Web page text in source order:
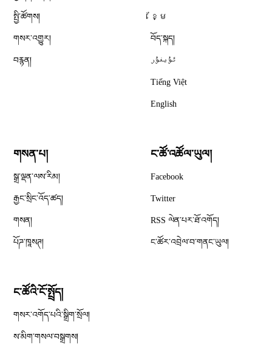
སྤྱི་ཚོགས།
གསར་འགྱུར།
བརྙན།
ខ្មែ
བོད་སྐད།
ئۇيغۇر
Tiếng Việt
English
གསན་པ།
སྒྲ་ལྡན་ལས་རིམ།
རྒྱང་སྲིང་འོད་ཚད།
གསན།
པོཌ་ཁཱསཊ།
ང་ཚོ་འཚོལ་ཡུལ།
Facebook
Twitter
RSS ལེན་པར་ཐོ་འགོད།
ང་ཚོར་འབྲེལ་བ་གནང་ཡུལ།
ང་ཚོའི་ངོ་སྤྲོད།
གསར་འགོད་པའི་སྒྲིག་སྲོལ།
ས་མིག་གསལ་བསྒྲགས།